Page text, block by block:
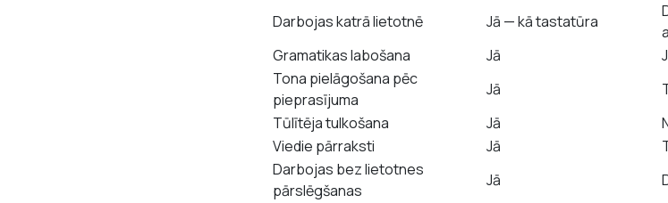
Darbojas katrā lietotnē
Jā — kā tastatūra
Gramatikas labošana
Jā
Tona pielāgošana pēc
pieprasījuma
Jā
Tūlītēja tulkošana
Jā
Viedie pārraksti
Jā
Darbojas bez lietotnes
pārslēgšanas
Jā